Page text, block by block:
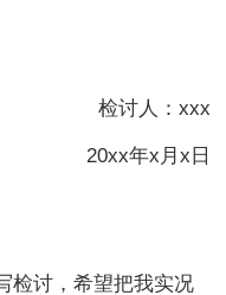
检讨人：xxx
20xx年x月x日
检讨，希望把我实况